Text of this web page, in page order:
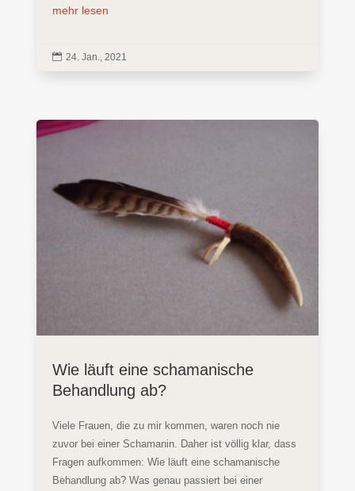
mehr lesen
 24. Jan., 2021
Wie läuft eine schamanische
Behandlung ab?
Viele Frauen, die zu mir kommen, waren noch nie
zuvor bei einer Schamanin. Daher ist völlig klar, dass
Fragen aufkommen: Wie läuft eine schamanische
Behandlung ab? Was genau passiert bei einer